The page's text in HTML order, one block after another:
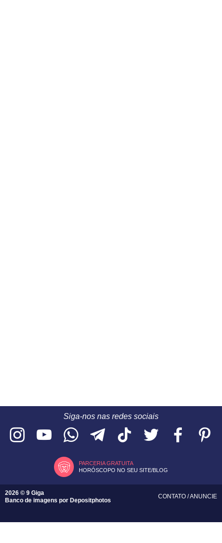
Siga-nos nas redes sociais
PARCERIA GRATUITA
HORÓSCOPO NO SEU SITE/BLOG
2026 © 9 Giga
Banco de imagens por Depositphotos
CONTATO /ANUNCIE